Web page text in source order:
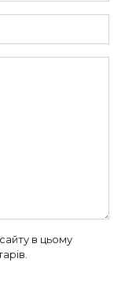
в цьому